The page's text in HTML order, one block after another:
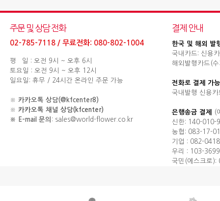
주문 및 상담 전화
02-785-7118 / 무료전화: 080-802-1004
평 일 : 오전 9시 ~ 오후 6시
토요일 : 오전 9시 ~ 오후 12시
일요일: 휴무 / 24시간 온라인 주문 가능
※ 카카오톡 상담(@kfcenter8)
※ 카카오톡 채널 상담(kfcenter)
※ E-mail 문의 : sales@world-flower.co.kr
결제 안내
한국 및 해외 발
국내카드: 신용
해외발행카드(
전화로 결제 가
국내발행 신용
은행송금 결제
(
신한: 140-010-
농협: 083-17-
기업 : 082-
우리 : 103-
국민(에스크로